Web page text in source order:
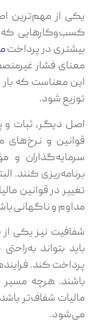
یکی از مهم‌ترین
کسب‌وکارهایی که
بیشتری در پرداخت
معنای فشار
این معناست که بار
توزیع شود.
اصل دیگر، ثبات و
قوانین و نرخ‌های
سرمایه‌گذاران و
برنامه‌ریزی کنند.
تغییر در قوانین
مداوم و ناگهانی
شفافیت نیز یکی
باید بتواند
پرداخت کند.
باشند. هرچه مسیر
مالیات شفاف‌تر
می‌شود.